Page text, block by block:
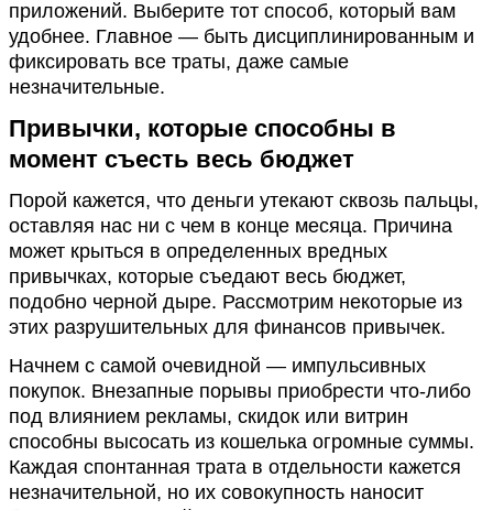
приложений. Выберите тот способ, который вам
удобнее. Главное — быть дисциплинированным и
фиксировать все траты, даже самые
незначительные.
Привычки, которые способны в
момент съесть весь бюджет
Порой кажется, что деньги утекают сквозь пальцы,
оставляя нас ни с чем в конце месяца. Причина
может крыться в определенных вредных
привычках, которые съедают весь бюджет,
подобно черной дыре. Рассмотрим некоторые из
этих разрушительных для финансов привычек.
Начнем с самой очевидной — импульсивных
покупок. Внезапные порывы приобрести что-либо
под влиянием рекламы, скидок или витрин
способны высосать из кошелька огромные суммы.
Каждая спонтанная трата в отдельности кажется
незначительной, но их совокупность наносит